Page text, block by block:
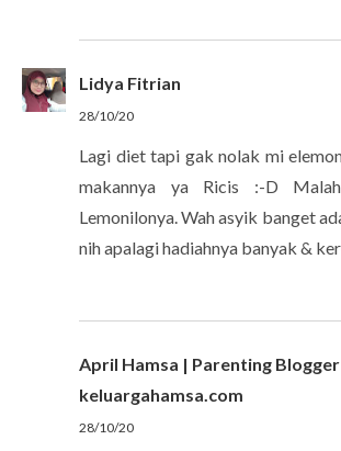
Lidya Fitrian
28/10/20
Lagi diet tapi gak nolak mi
makannya ya Ricis :-D
Lemonilonya. Wah asyik banget
nih apalagi hadiahnya banyak &
April Hamsa | Parenting Blogger
keluargahamsa.com
28/10/20